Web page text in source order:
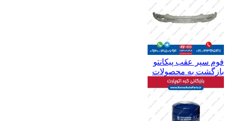
فوم سپر عقب پیکانتو
بازگشت به محصولات